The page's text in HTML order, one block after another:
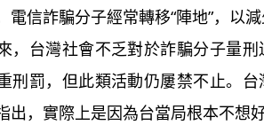
信詐騙分子經常轉移“陣地”，以減
台灣社會不乏對於詐騙分子量刑
刑罰，但此類活動仍屢禁不止。
出，實際上是因為台當局根本不想